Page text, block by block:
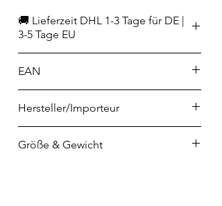
🚚 Lieferzeit DHL 1-3 Tage für DE |
3-5 Tage EU
EAN
Hersteller/Importeur
Philip-Rosenthal-Platz 1
Größe & Gewicht